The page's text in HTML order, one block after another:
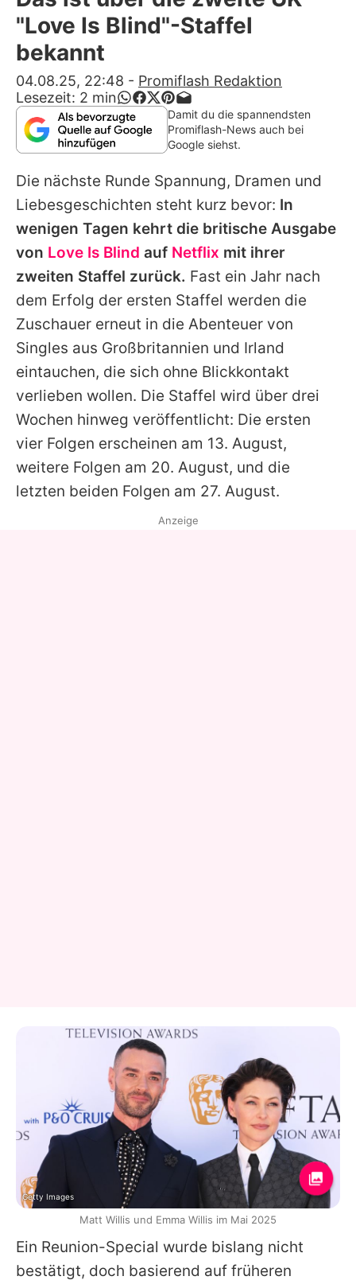
Alle Themen auf Promiflash
App runterladen
Team
Redaktionelle Richtlinien
Impressum
Datenschutzerklärung
Nutzungsbedingungen
Utiq verwalten
"Love Is Blind"-Staffel
bekannt
04.08.25, 22:48 - Promiflash Redaktion
Lesezeit: 2 min
Damit du die spannendsten
Promiflash-News auch bei
Google siehst.
Die nächste Runde Spannung, Dramen und
Liebesgeschichten steht kurz bevor: In
wenigen Tagen kehrt die britische Ausgabe
von Love Is Blind auf Netflix mit ihrer
zweiten Staffel zurück. Fast ein Jahr nach
dem Erfolg der ersten Staffel werden die
Zuschauer erneut in die Abenteuer von
Singles aus Großbritannien und Irland
eintauchen, die sich ohne Blickkontakt
verlieben wollen. Die Staffel wird über drei
Wochen hinweg veröffentlicht: Die ersten
vier Folgen erscheinen am 13. August,
weitere Folgen am 20. August, und die
letzten beiden Folgen am 27. August.
Ein Reunion-Special wurde bislang nicht
bestätigt, doch basierend auf früheren
Anzeige
Getty Images
Matt Willis und Emma Willis im Mai 2025